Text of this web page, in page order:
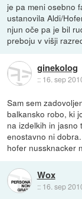
je pa meni osebno
ustanovila Aldi/
njun oče pa je bil
preboju v višji
ginekolog
:: 16. sep
Sam sem
balkansko robo, ki
na izdelkih in jasno
enostavno ni
hofer nussknacker
Wox
:: 16. sep